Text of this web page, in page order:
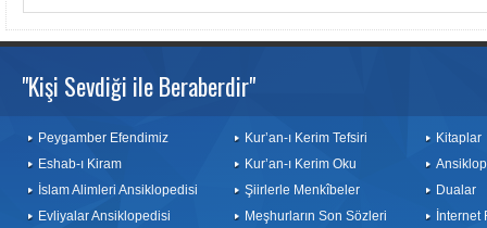
"Kişi Sevdiği ile Beraberdir"
Peygamber Efendimiz
Eshab-ı Kiram
İslam Alimleri Ansiklopedisi
Evliyalar Ansiklopedisi
Kur’an-ı Kerim Tefsiri
Kur’an-ı Kerim Oku
Şiirlerle Menkîbeler
Meşhurların Son Sözleri
Kitaplar
Dualar
İnternet